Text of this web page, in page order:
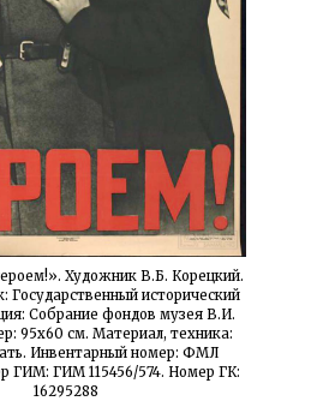
Художник В.Б. Корецкий.
Государственный исторический
Собрание фондов музея В.И.
95х60 см. Материал, техника:
Инвентарный номер: ФМЛ
ГИМ: ГИМ 115456/574. Номер ГК:
16295288